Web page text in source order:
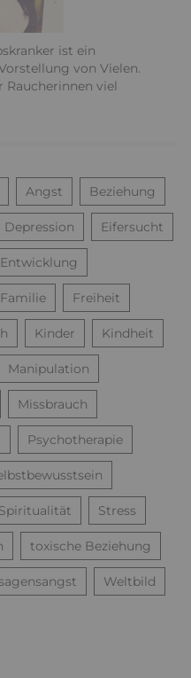
ist ein
von Vielen.
Raucherinnen viel
Angst Beziehung
Depression Eifersucht
Entwicklung
Familie Freiheit
Kinder Kindheit
Manipulation
Missbrauch
Psychotherapie
Spiritualität Stress
toxische Beziehung
Weltbild